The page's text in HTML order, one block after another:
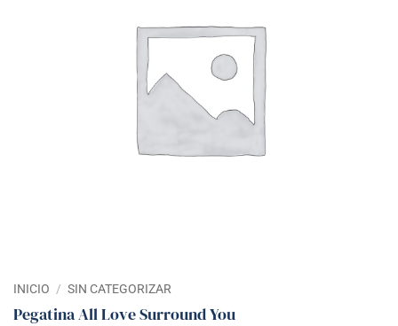
INICIO / SIN CATEGORIZAR
Pegatina All Love Surround You